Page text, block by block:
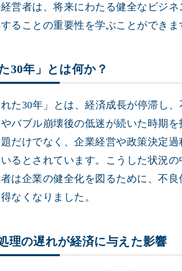
営者は、将来にわたる健全なビジ
ることの重要性を学ぶことができま
30年」とは何か？
た30年」とは、経済成長が停滞し、
バブル崩壊後の低迷が続いた時期を
だけでなく、企業経営や政策決定
るとされています。こうした状況
は企業の健全化を図るために、不
なくなりました。
理の遅れが経済に与えた影響